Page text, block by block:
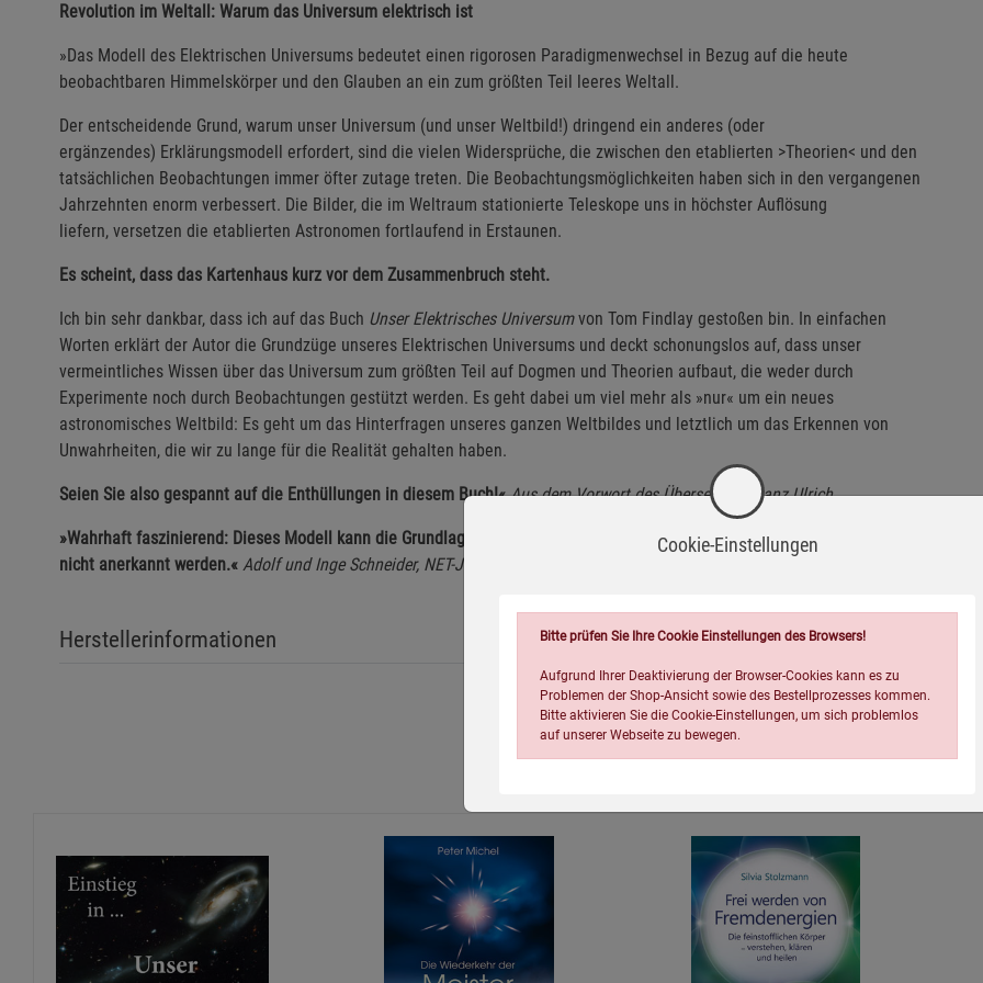
Revolution im Weltall: Warum das Universum elektrisch ist
»Das Modell des Elektrischen Universums bedeutet einen rigorosen Paradigmenwechsel in Bezug auf die heute
beobachtbaren Himmelskörper und den Glauben an ein zum größten Teil leeres Weltall.
Der entscheidende Grund, warum unser Universum (und unser Weltbild!) dringend ein anderes (oder
ergänzendes) Erklärungsmodell erfordert, sind die vielen Widersprüche, die zwischen den etablierten >Theorien< und den
tatsächlichen Beobachtungen immer öfter zutage treten. Die Beobachtungsmöglichkeiten haben sich in den vergangenen
Jahrzehnten enorm verbessert. Die Bilder, die im Weltraum stationierte Teleskope uns in höchster Auflösung
liefern, versetzen die etablierten Astronomen fortlaufend in Erstaunen.
Es scheint, dass das Kartenhaus kurz vor dem Zusammenbruch steht.
Ich bin sehr dankbar, dass ich auf das Buch Unser Elektrisches Universumvon Tom Findlay gestoßen bin. In einfachen
Worten erklärt der Autor die Grundzüge unseres Elektrischen Universums und deckt schonungslos auf, dass unser
vermeintliches Wissen über das Universum zum größten Teil auf Dogmen und Theorien aufbaut, die weder durch
Experimente noch durch Beobachtungen gestützt werden. Es geht dabei um viel mehr als »nur« um ein neues
astronomisches Weltbild: Es geht um das Hinterfragen unseres ganzen Weltbildes und letztlich um das Erkennen von
Unwahrheiten, die wir zu lange für die Realität gehalten haben.
Seien Sie also gespannt auf die Enthüllungen in diesem Buch!«Aus dem Vorwort des Übersetzers Franz Ulrich
»Wahrhaft faszinierend: Dieses Modell kann die Grundlage vieler Freie-Energie-Systeme sein, die von der Wissenschaft
nicht anerkannt werden.« Adolf und Inge Schneider, NET-Journal
Herstellerinformationen
Wird oft zusammen bestellt:
Cookie-Einstellungen
Bitte prüfen Sie Ihre Cookie Einstellungen des Browsers!
Aufgrund Ihrer Deaktivierung der Browser-Cookies kann es zu
Problemen der Shop-Ansicht sowie des Bestellprozesses kommen.
Bitte aktivieren Sie die Cookie-Einstellungen, um sich problemlos
auf unserer Webseite zu bewegen.
Einstellungen speichern für die GruppeEinstellungen speichern für die Gruppe
Zurück
Einstellungen speichern für die
Einwilligung nicht erteilen